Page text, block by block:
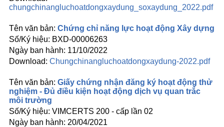
chungchinangluchoatdongxaydung_soxaydung_2022.pdf
Chứng chỉ năng lực hoạt động Xây dựng
BXD-00006263
11/10/2022
Chungchinangluchoatdongxaydung-2022.pdf
Giấy chứng nhận đăng ký hoạt động thử
nghiệm - Đủ điều kiện hoạt động dịch vụ quan trắc
môi trường
VIMCERTS 200 - cấp lần 02
20/04/2021